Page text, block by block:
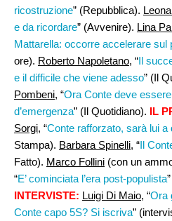
ricostruzione” (Repubblica).
e da ricordare” (Avvenire). Lina
Mattarella: occorre accelerare sul
ore). Roberto Napoletano, “Il
e il difficile che viene adesso” (Il
Pombeni, “Ora Conte deve
d’emergenza” (Il Quotidiano). IL
Sorgi, “Conte rafforzato, sarà lui a
Stampa). Barbara Spinelli, “Il
Fatto). Marco Follini (con un
“E’ cominciata l’era post-populista
INTERVISTE: Luigi Di Maio, “Ora
Conte capo 5S? Si iscriva”